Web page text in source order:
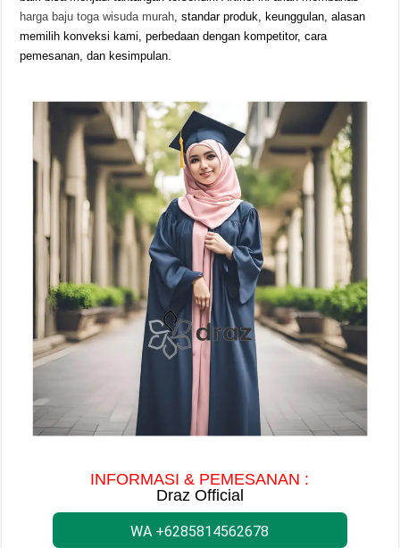
harga baju toga wisuda murah, standar produk, keunggulan, alasan
memilih konveksi kami, perbedaan dengan kompetitor, cara
pemesanan, dan kesimpulan.
INFORMASI & PEMESANAN :
Draz Official
WA +6285814562678